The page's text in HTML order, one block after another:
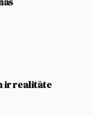
ir realitāte